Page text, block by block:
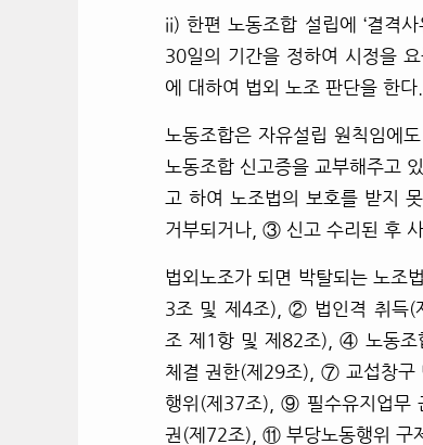
ii)한편 노동조합 설립에 ‘결격
30일의 기간을 정하여 시정을
에 대하여 법외 노조 판단을 한다.
노동조합은 자유설립 원칙임에
노동조합 신고증을 교부해주고
고 하여 노조법의 보호를 받지
거부되거나, ③ 신고 수리된 후
법외노조가 되면 박탈되는 노조
3조 및 제4조), ② 법인격 취득(
조 제1항 및 제82조), ④ 노동
체결 권한(제29조), ⑦ 교섭창구
행위(제37조), ⑨ 필수유지업무
권(제72조), ⑪ 부당노동행위 구